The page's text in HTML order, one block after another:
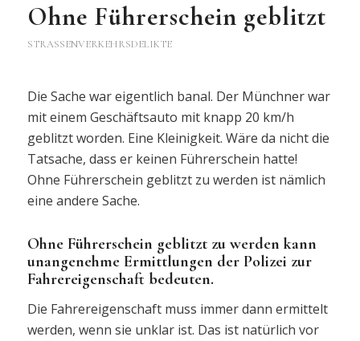
Ohne Führerschein geblitzt
STRASSENVERKEHRSDELIKTE
Die Sache war eigentlich banal. Der Münchner war
mit einem Geschäftsauto mit knapp 20 km/h
geblitzt worden. Eine Kleinigkeit. Wäre da nicht die
Tatsache, dass er keinen Führerschein hatte!
Ohne Führerschein geblitzt zu werden ist nämlich
eine andere Sache.
Ohne Führerschein geblitzt zu werden kann
unangenehme Ermittlungen der Polizei zur
Fahrereigenschaft bedeuten.
Die Fahrereigenschaft muss immer dann ermittelt
werden, wenn sie unklar ist. Das ist natürlich vor